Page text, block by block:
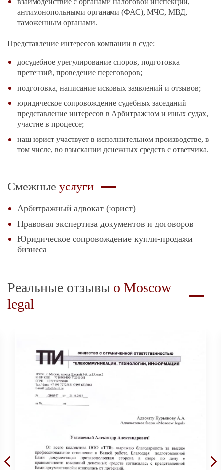
взаимодействие с органами налоговой инспекции,
антимонопольными органами (ФАС), МЧС, МВД,
таможенным органами.
Представление интересов компании в суде:
досудебное урегулирование споров, подготовка
претензий, проведение переговоров;
подготовка, написание исковых заявлений и отзывов;
юридическое сопровождение судебных заседаний —
представление интересов в Арбитражном и иных судах,
участие в процессе;
наш юрист участвует в исполнительном производстве, в
том числе, во взыскании денежных средств с ответчика.
Смежные услуги
Арбитражный адвокат (юрист)
Правовая экспертиза документов и договоров
Юридическое сопровождение купли-продажи
бизнеса
Реальные отзывы о Moscow
legal